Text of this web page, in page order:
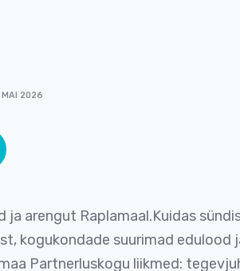
MAI 2026
arengut Raplamaal.Kuidas
kogukondade suurimad edulood
Partnerluskogu liikmed: